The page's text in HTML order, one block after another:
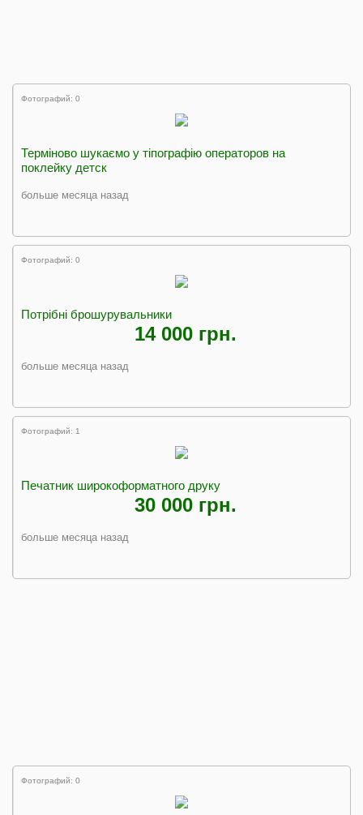
Фотографий: 0
Терміново шукаємо у тіпографію операторов на
поклейку детск
больше месяца назад
Фотографий: 0
Потрібні брошурувальники
14 000 грн.
больше месяца назад
Фотографий: 1
Печатник широкоформатного друку
30 000 грн.
больше месяца назад
Фотографий: 0